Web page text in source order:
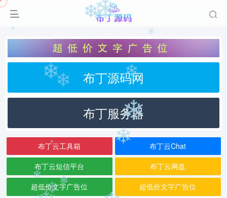
布丁源码网
布丁服务器
布丁云工具箱 布丁云Chat
布丁云短信平台 布丁云网盘
超低价文字广告位 超低价文字广告位
❄
❄
❄
❄
❄ ❄
❄
❄
❄
❄